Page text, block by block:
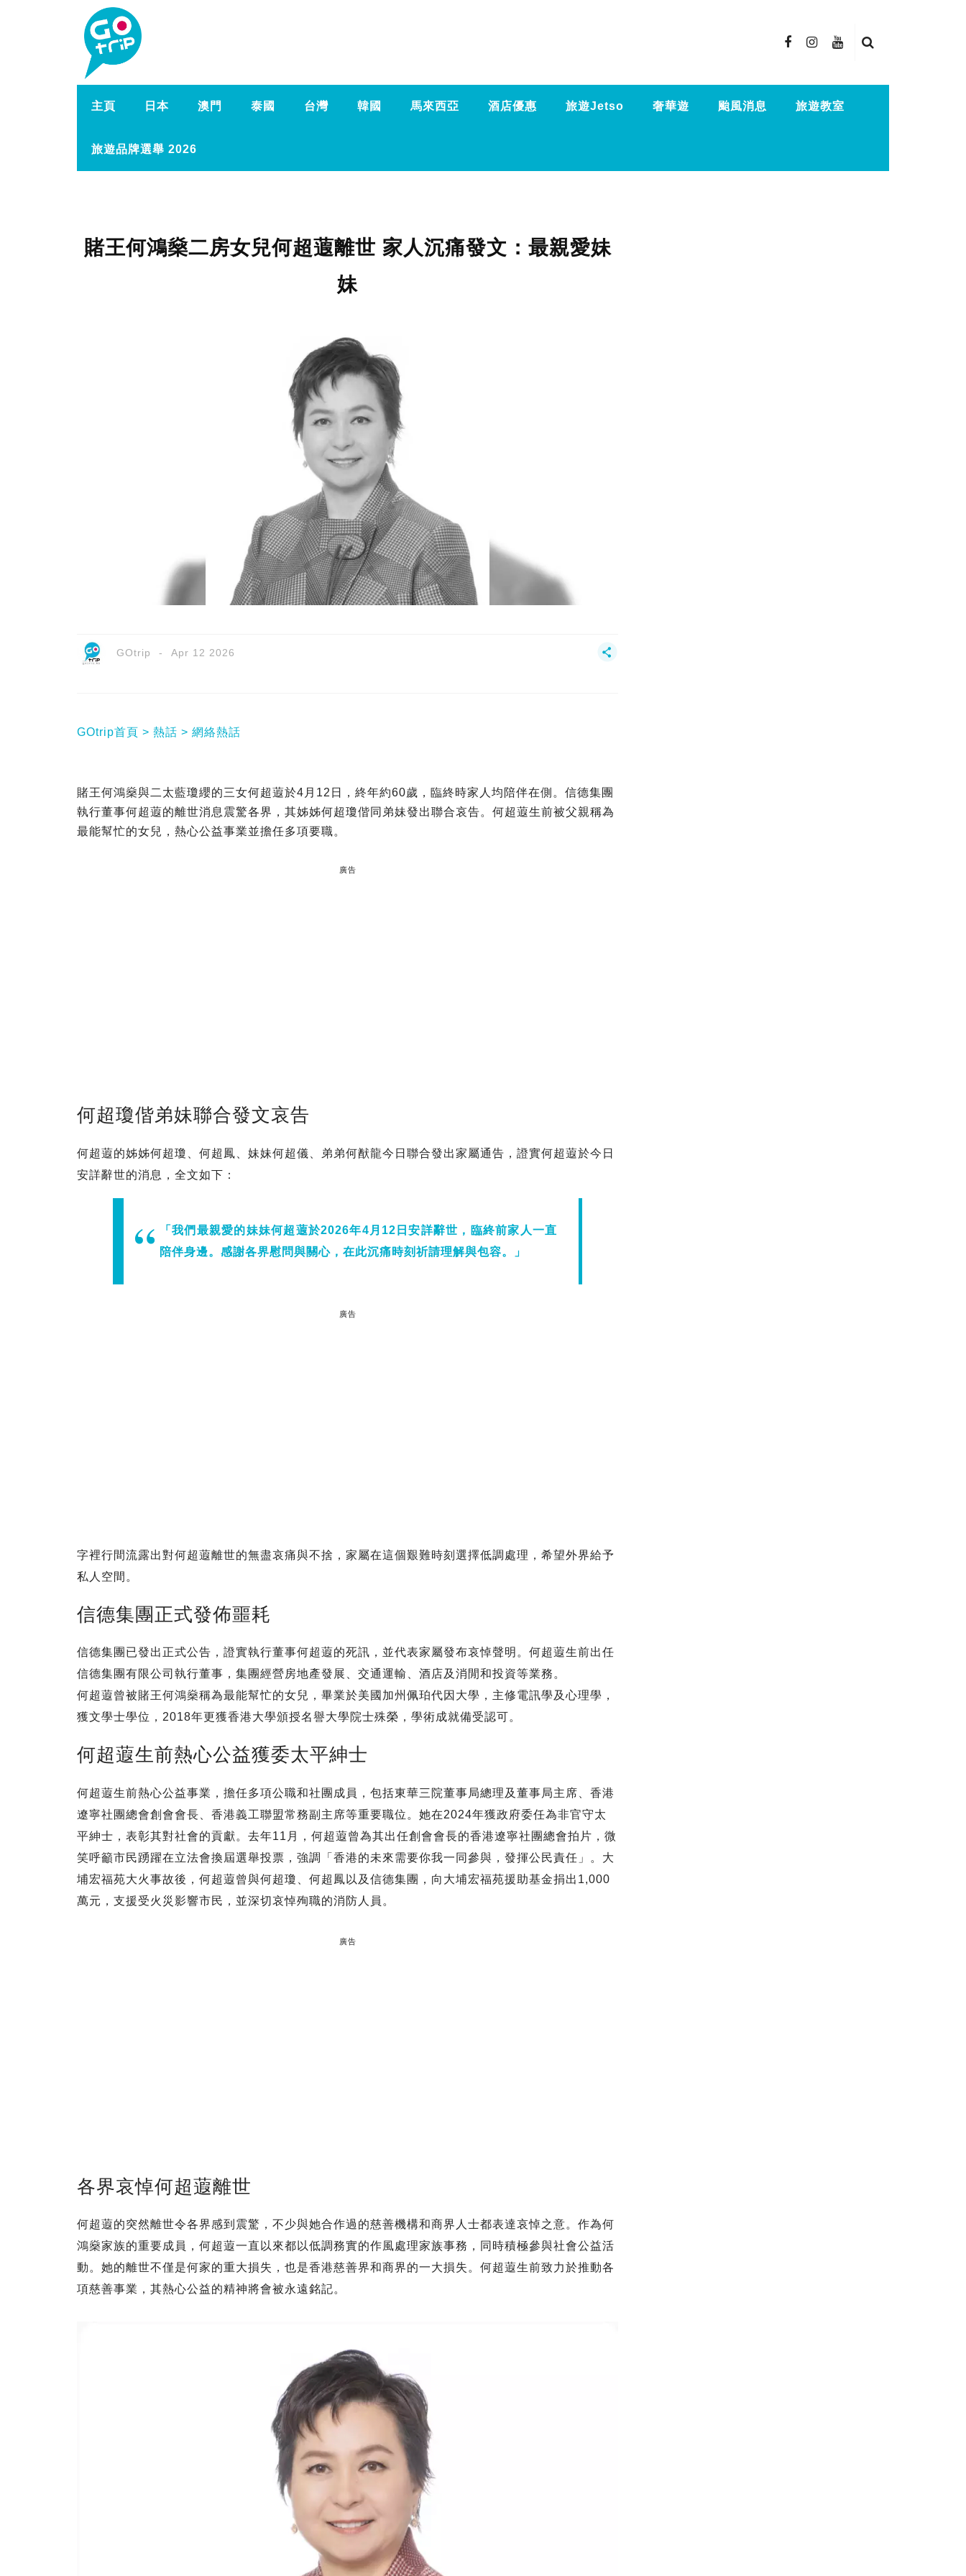
主頁 日本 澳門 泰國 台灣 韓國 馬來西亞 酒店優惠 旅遊Jetso 奢華遊 颱風消息 旅遊教室
旅遊品牌選舉 2026
賭王何鴻燊二房女兒何超蕸離世 家人沉痛發文：最親愛妹
妹
GOtrip Apr 12 2026
GOtrip首頁 熱話 網絡熱話
賭王何鴻燊與二太藍瓊纓的三女何超蕸於4月12日，終年約60歲，臨終時家人均陪伴在側。信德集團
執行董事何超蕸的離世消息震驚各界，其姊姊何超瓊偕同弟妹發出聯合哀告。何超蕸生前被父親稱為
最能幫忙的女兒，熱心公益事業並擔任多項要職。
廣告
何超瓊偕弟妹聯合發文哀告
何超蕸的姊姊何超瓊、何超鳳、妹妹何超儀、弟弟何猷龍今日聯合發出家屬通告，證實何超蕸於今日
安詳辭世的消息，全文如下：
「我們最親愛的妹妹何超蕸於2026年4月12日安詳辭世，臨終前家人一直
陪伴身邊。感謝各界慰問與關心，在此沉痛時刻祈請理解與包容。」
廣告
字裡行間流露出對何超蕸離世的無盡哀痛與不捨，家屬在這個艱難時刻選擇低調處理，希望外界給予
私人空間。
信德集團正式發佈噩耗
信德集團已發出正式公告，證實執行董事何超蕸的死訊，並代表家屬發布哀悼聲明。何超蕸生前出任
信德集團有限公司執行董事，集團經營房地產發展、交通運輸、酒店及消閒和投資等業務。
何超蕸曾被賭王何鴻燊稱為最能幫忙的女兒，畢業於美國加州佩珀代因大學，主修電訊學及心理學，
獲文學士學位，2018年更獲香港大學頒授名譽大學院士殊榮，學術成就備受認可。
何超蕸生前熱心公益獲委太平紳士
何超蕸生前熱心公益事業，擔任多項公職和社團成員，包括東華三院董事局總理及董事局主席、香港
遼寧社團總會創會會長、香港義工聯盟常務副主席等重要職位。她在2024年獲政府委任為非官守太
平紳士，表彰其對社會的貢獻。去年11月，何超蕸曾為其出任創會會長的香港遼寧社團總會拍片，微
笑呼籲市民踴躍在立法會換屆選舉投票，強調「香港的未來需要你我一同參與，發揮公民責任」。大
埔宏福苑大火事故後，何超蕸曾與何超瓊、何超鳳以及信德集團，向大埔宏福苑援助基金捐出1,000
萬元，支援受火災影響市民，並深切哀悼殉職的消防人員。
廣告
各界哀悼何超蕸離世
何超蕸的突然離世令各界感到震驚，不少與她合作過的慈善機構和商界人士都表達哀悼之意。作為何
鴻燊家族的重要成員，何超蕸一直以來都以低調務實的作風處理家族事務，同時積極參與社會公益活
動。她的離世不僅是何家的重大損失，也是香港慈善界和商界的一大損失。何超蕸生前致力於推動各
項慈善事業，其熱心公益的精神將會被永遠銘記。